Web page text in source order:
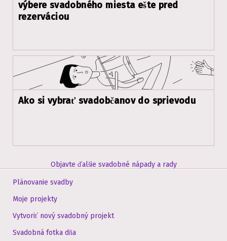
výbere svadobného miesta ešte pred
rezerváciou
Ako si vybrať svadobčanov do sprievodu
Objavte ďalšie svadobné nápady a rady
Plánovanie svadby
Moje projekty
Vytvoriť nový svadobný projekt
Svadobná fotka dňa